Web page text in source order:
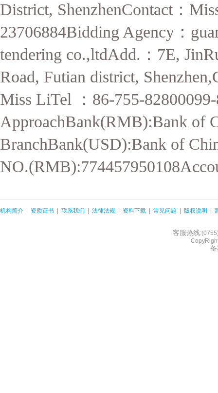
District, ShenzhenContact：
23706884Bidding Agency ：
tendering co.,ltdAdd. ： 7E,
Road, Futian district,
Miss LiTel
： 86-755-
ApproachBank(RMB):Bank of
BranchBank(USD):Bank of
机构简介 资质证书 联系我们 法律法规 资料下载 常见问题 版权说明
客服热线